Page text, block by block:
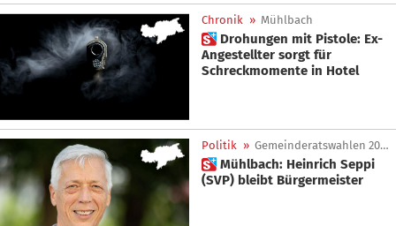
Chronik » Mühlbach
 Drohungen mit Pistole: Ex-
Angestellter sorgt für
Schreckmomente in Hotel
Politik » Gemeinderatswahlen 2025
 Mühlbach: Heinrich Seppi
(SVP) bleibt Bürgermeister